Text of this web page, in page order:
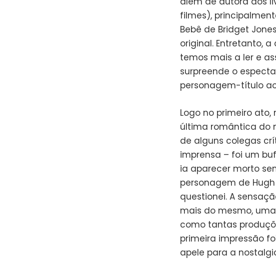
filmes),
Bebê de Bridget
original. Entretanto,
temos mais a ler e
surpreende o
personagem-título
Logo no primeiro
última romântica do
de alguns colegas
imprensa – foi um
ia aparecer morto
personagem de
questionei. A
mais do mesmo,
como tantas
primeira impressão
apele para a